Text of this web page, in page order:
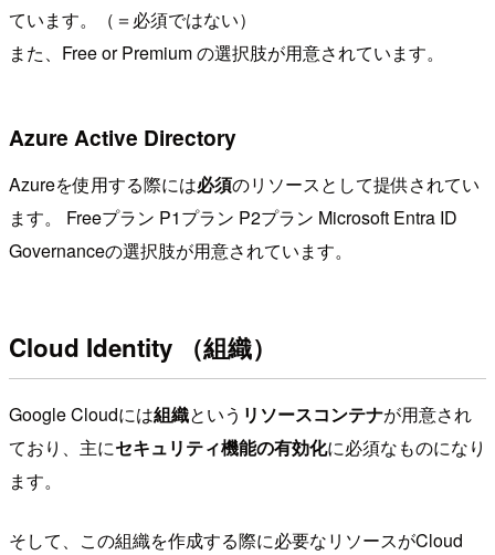
ています。（＝必須ではない）
また、Free or Premium の選択肢が用意されています。
Azure Active Directory
Azureを使用する際には必須のリソースとして提供されてい
ます。 Freeプラン P1プラン P2プラン Microsoft Entra ID
Governanceの選択肢が用意されています。
Cloud Identity （組織）
Google Cloudには組織という リソースコンテナが用意され
ており、主にセキュリティ機能の有効化に必須なものになり
ます。
そして、この組織を作成する際に必要なリソースがCloud